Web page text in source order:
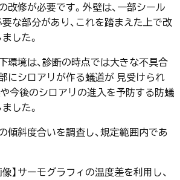
改修が必要です。外壁は、一部シール
な部分があり、これを踏まえた上で改
した。
下環境は、診断の時点では大きな不具合
にシロアリが作る蟻道が 見受けられ
今後のシロアリの進入を予防する防蟻
した。
の傾斜度合いを調査し、規定範囲内であ
像】サーモグラフィの温度差を利用し、